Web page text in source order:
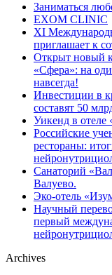
Заниматься
EXOM CLINIC
XI
приглашает к
Открыт новый
«Сфера»: на
навсегда!
Инвестиции в
составят 50
Уикенд в отеле
Российские
рестораны:
Санаторий
Валуево.
Эко-отель
Научный
первый
Archives